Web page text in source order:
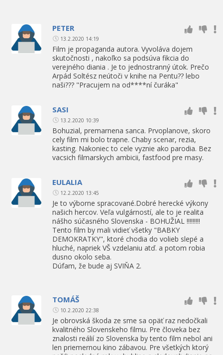
PETER
13.2.2020 14:19
Film je propaganda autora. Vyvoláva dojem
skutočnosti , nakoľko sa podsúva fikcia do
verejného diania . Je to jednostranný útok. Prečo
Arpád Soltész neútoči v knihe na Pentu?? lebo
naši??? "Pracujem na od****ní čuráka"
SASI
13.2.2020 10:39
Bohuzial, premarnena sanca. Prvoplanove, skoro
cely film mi bolo trapne. Chaby scenar, rezia,
kasting. Nakoniec to cele vyznie ako parodia. Bez
vacsich filmarskych ambicii, fastfood pre masy.
EULALIA
12.2.2020 13:45
Je to výborne spracované.Dobré herecké výkony
našich hercov. Veľa vulgárností, ale to je realita
nášho súčasného Slovenska - BOHUŽIAL !!!!!!!!!
Tento film by mali vidieť všetky "BABKY
DEMOKRATKY", ktoré chodia do volieb slepé a
hluché, napriek VŠ vzdelaniu atď. a potom robia
dusno okolo seba.
Dúfam, že bude aj SVIŇA 2.
TOMÁŠ
10.2.2020 22:38
Je obrovská škoda ze sme sa opäť raz nedočkali
kvalitného Slovenskeho filmu. Pre človeka bez
znalosti reálií zo Slovenska by tento film nebol ani
len priemernou kino zábavou. Pre všetkých ktorý